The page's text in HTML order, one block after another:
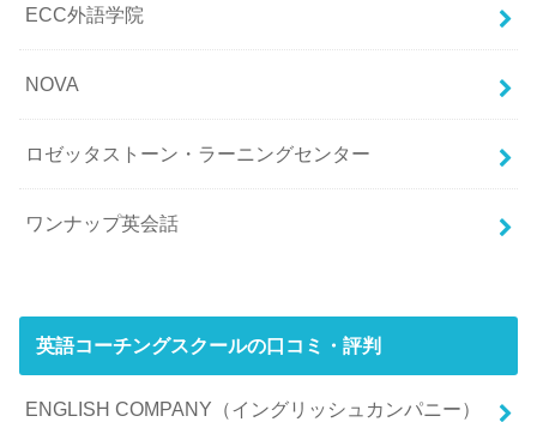
ECC外語学院
NOVA
ロゼッタストーン・ラーニングセンター
ワンナップ英会話
英語コーチングスクールの口コミ・評判
ENGLISH COMPANY（イングリッシュカンパニー）